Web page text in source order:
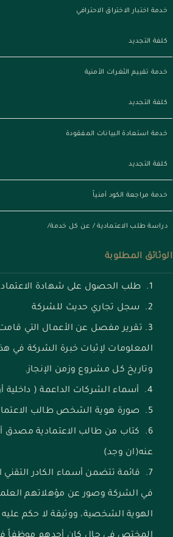
خدمة اختبار الاختراق الاحترافي
كلفة التجديد
خدمة تقييم الثغرات الأمنية
كلفة التجديد
خدمة استعادة البيانات المفقودة
كلفة التجديد
خدمة مراجعة الكود أمنياً
دراسة طلب الاعتمادية / عن كل خدمة/
الوثائق المطلوبة
طلب الحصول على شهادة
سجل تجاري حديث للشركة
تقرير مفصل عن الأعمال التي
المعلومات لإثبات خبرة الشركة في
وتاريخ كل مشروع وزمن الإنجاز.
أسماء الشركات الداعمة ( داخلية
صورة هوية الشخص طالب
كتاب من طالب الاعتمادية مصدق
عنه(ان وجد)
قائمة تتضمن أسماء الكادر
في الشركة وصور عن مؤهلاتهم
الهوية الشخصية، ووثيقة لا حكم